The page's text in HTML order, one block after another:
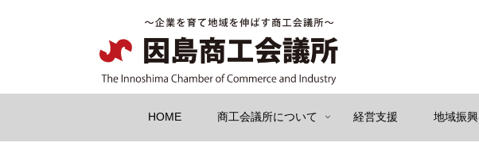
HOME 商工会議所について 経営支援 地域振興